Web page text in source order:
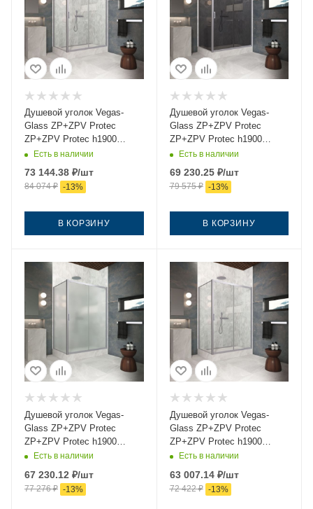
Душевой уголок Vegas-
Glass ZP+ZPV Protec
ZP+ZPV Protec h1900
145*75 07 crystalvision
145х75 стекло прозрачное
профиль хром без поддона
Есть в наличии
73 144.38 ₽/шт
84 074₽ -13%
В КОРЗИНУ
Душевой уголок Vegas-
Glass ZP+ZPV Protec
ZP+ZPV Protec h1900
145*75 07 07 145х75 стекло
тонированное профиль
хром без поддона
Есть в наличии
69 230.25₽/шт
79 575₽ -13%
В КОРЗИНУ
Душевой уголок Vegas-
Glass ZP+ZPV Protec
ZP+ZPV Protec h1900
145*75 07 10 145х75 стекло
поддона
Есть в наличии
67 230.12 ₽/шт
77 276₽ -13%
Душевой уголок Vegas-
Glass ZP+ZPV Protec
ZP+ZPV Protec h1900
145*75 07 01 145х75 стекло
без поддона
Есть в наличии
63 007.14₽/шт
72 422₽ -13%